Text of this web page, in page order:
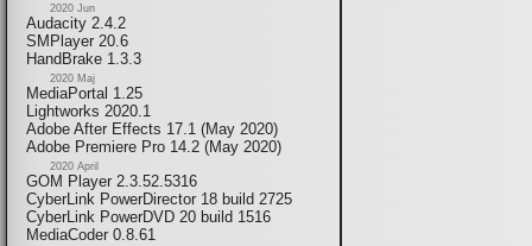
2020 Jun
Audacity 2.4.2
SMPlayer 20.6
HandBrake 1.3.3
2020 Maj
MediaPortal 1.25
Lightworks 2020.1
Adobe After Effects 17.1 (May 2020)
Adobe Premiere Pro 14.2 (May 2020)
2020 April
GOM Player 2.3.52.5316
CyberLink PowerDirector 18 build 2725
CyberLink PowerDVD 20 build 1516
MediaCoder 0.8.61